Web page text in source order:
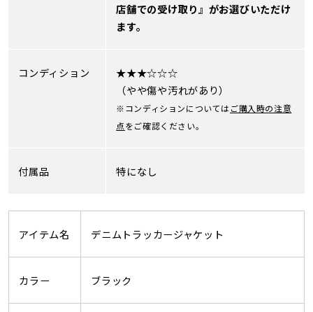
店舗での受け取り』がお選びいただけ
ます。
コンディション
★★★☆☆☆
（やや傷や汚れがあり）
※コンディションについてはご購入時の注意
点をご確認ください。
付属品 特になし
アイテム名 デニムトラッカージャケット
カラー ブラック